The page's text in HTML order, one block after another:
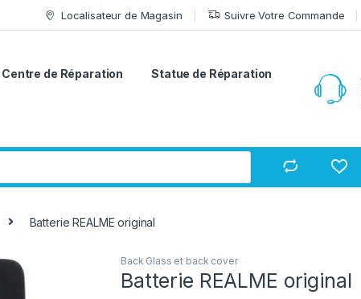
Localisateur de Magasin Suivre Votre Commande
Centre de Réparation Statue de Réparation
Batterie REALME original
Back Glass et back cover
Batterie REALME original